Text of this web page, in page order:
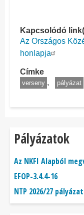
Kapcsolódó
Az Országos
honlapja
Címke
verseny pályázat
Pályázatok
Az NKFI Alapból
EFOP-3.4.4-16
NTP 2026/27